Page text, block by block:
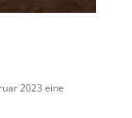
2023 eine